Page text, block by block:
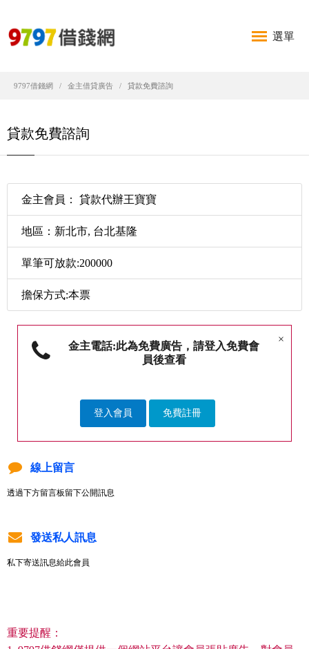
選單
9797借錢網 金主借貸廣告 貸款免費諮詢
貸款免費諮詢
金主會員： 貸款代辦王寶寶
地區：新北市, 台北基隆
單筆可放款:200000
擔保方式:本票
×
金主電話:此為免費廣告，請登入免費會
員後查看
登入會員 免費註冊
線上留言
透過下方留言板留下公開訊息
發送私人訊息
私下寄送訊息給此會員
重要提醒：